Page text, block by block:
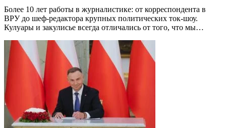
Более 10 лет работы в журналистике: от корреспондента в
ВРУ до шеф-редактора крупных политических ток-шоу.
Кулуары и закулисье всегда отличались от того, что мы…